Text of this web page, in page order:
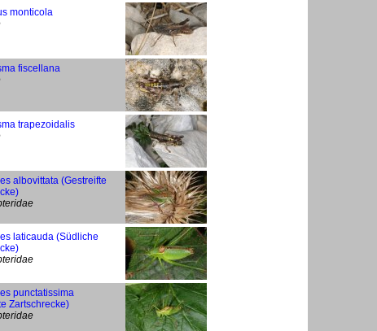
monticola
fiscellana
trapezoidalis
albovittata (Gestreifte
laticauda (Südliche
punctatissima
Zartschrecke)